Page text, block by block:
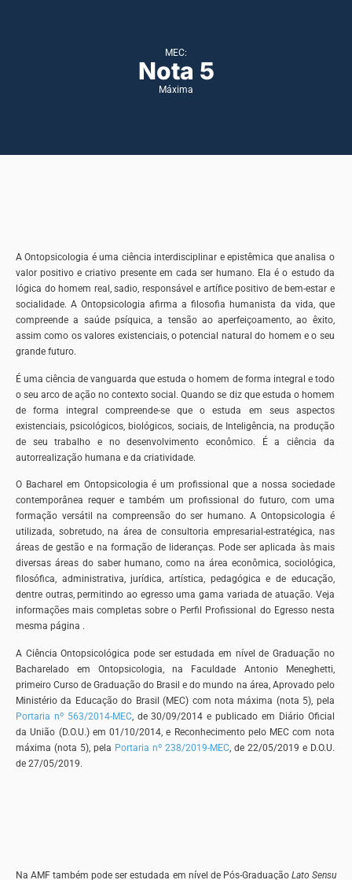
MEC:
Nota 5
Máxima
A Ontopsicologia é uma ciência interdisciplinar e epistêmica que analisa o
valor positivo e criativo presente em cada ser humano. Ela é o estudo da
lógica do homem real, sadio, responsável e artífice positivo de bem-estar e
socialidade. A Ontopsicologia afirma a filosofia humanista da vida, que
compreende a saúde psíquica, a tensão ao aperfeiçoamento, ao êxito,
assim como os valores existenciais, o potencial natural do homem e o seu
grande futuro.
É uma ciência de vanguarda que estuda o homem de forma integral e todo
o seu arco de ação no contexto social. Quando se diz que estuda o homem
de forma integral compreende-se que o estuda em seus aspectos
existenciais, psicológicos, biológicos, sociais, de Inteligência, na produção
de seu trabalho e no desenvolvimento econômico. É a ciência da
autorrealização humana e da criatividade.
O Bacharel em Ontopsicologia é um profissional que a nossa sociedade
contemporânea requer e também um profissional do futuro, com uma
formação versátil na compreensão do ser humano. A Ontopsicologia é
utilizada, sobretudo, na área de consultoria empresarial-estratégica, nas
áreas de gestão e na formação de lideranças. Pode ser aplicada às mais
diversas áreas do saber humano, como na área econômica, sociológica,
filosófica, administrativa, jurídica, artística, pedagógica e de educação,
dentre outras, permitindo ao egresso uma gama variada de atuação. Veja
informações mais completas sobre o Perfil Profissional do Egresso nesta
mesma página .
A Ciência Ontopsicológica pode ser estudada em nível de Graduação no
Bacharelado em Ontopsicologia, na Faculdade Antonio Meneghetti,
primeiro Curso de Graduação do Brasil e do mundo na área, Aprovado pelo
Ministério da Educação do Brasil (MEC) com nota máxima (nota 5), pela
Portaria nº 563/2014-MEC, de 30/09/2014 e publicado em Diário Oficial
da União (D.O.U.) em 01/10/2014, e Reconhecimento pelo MEC com nota
máxima (nota 5), pela Portaria nº 238/2019-MEC, de 22/05/2019 e D.O.U.
de 27/05/2019.
Na AMF também pode ser estudada em nível de Pós-Graduação Lato Sensu